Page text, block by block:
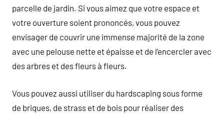
parcelle de jardin. Si vous aimez que votre espace et
votre ouverture soient prononcés, vous pouvez
envisager de couvrir une immense majorité de la zone
avec une pelouse nette et épaisse et de l’encercler avec
des arbres et des fleurs à fleurs.
Vous pouvez aussi utiliser du hardscaping sous forme
de briques, de strass et de bois pour réaliser des